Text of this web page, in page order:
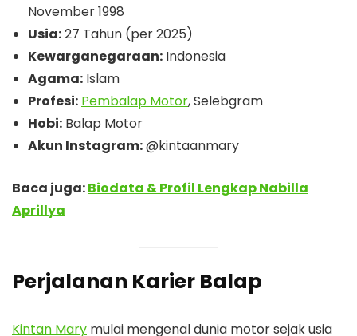
November 1998
Usia:27 Tahun (per 2025)
Kewarganegaraan: Indonesia
Agama: Islam
Profesi: Pembalap Motor, Selebgram
Hobi: Balap Motor
Akun Instagram:@kintaanmary
Baca juga:Biodata & Profil Lengkap Nabilla
Aprillya
Perjalanan Karier Balap
Kintan Mary mulai mengenal dunia motor sejak usia